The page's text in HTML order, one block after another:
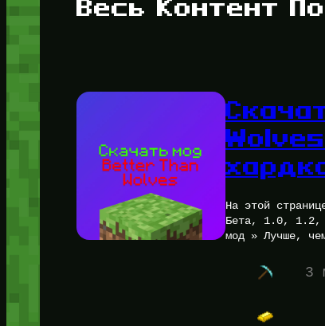
Весь Контент
На этой
Бета, 1.0, 1.2,
мод » Лучше,
3